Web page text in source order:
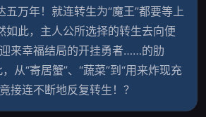
五万年！就连转生为“魔王”都要等上
如此，主人公所选择的转生去向便
来幸福结局的开挂勇者……的肋
从“寄居蟹”、“蔬菜”到“用来炸现充
接连不断地反复转生！？